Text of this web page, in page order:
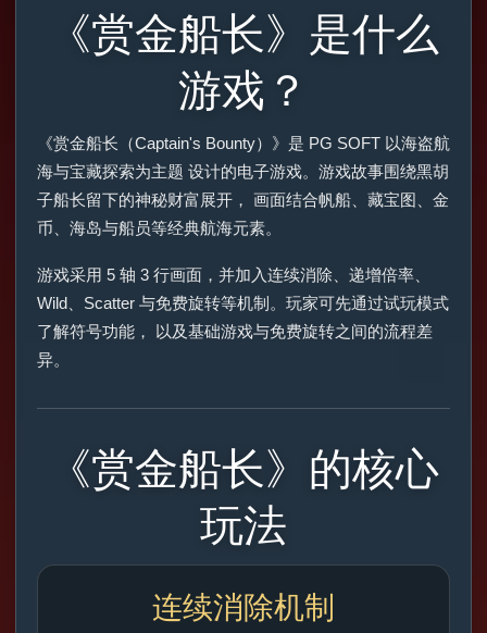
《赏金船长》是什么
游戏？
《赏金船长（Captain's Bounty）》是 PG SOFT 以海盗航
海与宝藏探索为主题 设计的电子游戏。游戏故事围绕黑胡
子船长留下的神秘财富展开， 画面结合帆船、藏宝图、金
币、海岛与船员等经典航海元素。
游戏采用 5 轴 3 行画面，并加入连续消除、递增倍率、
Wild、Scatter 与免费旋转等机制。玩家可先通过试玩模式
了解符号功能， 以及基础游戏与免费旋转之间的流程差
异。
《赏金船长》的核心
玩法
连续消除机制